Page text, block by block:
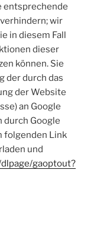
entsprechende
wir
in diesem Fall
dieser
können. Sie
der durch das
der Website
an Google
durch Google
folgenden Link
und
gaoptout?